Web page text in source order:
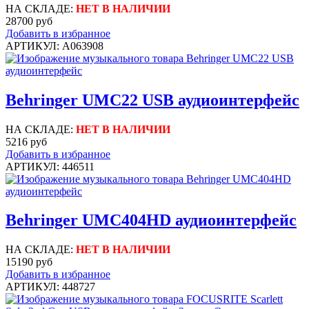
НА СКЛАДЕ: НЕТ В НАЛИЧИИ
28700 руб
Добавить в избранное
АРТИКУЛ: A063908
Behringer UMC22 USB аудиоинтерфейс
НА СКЛАДЕ: НЕТ В НАЛИЧИИ
5216 руб
Добавить в избранное
АРТИКУЛ: 446511
Behringer UMC404HD аудиоинтерфейс
НА СКЛАДЕ: НЕТ В НАЛИЧИИ
15190 руб
Добавить в избранное
АРТИКУЛ: 448727